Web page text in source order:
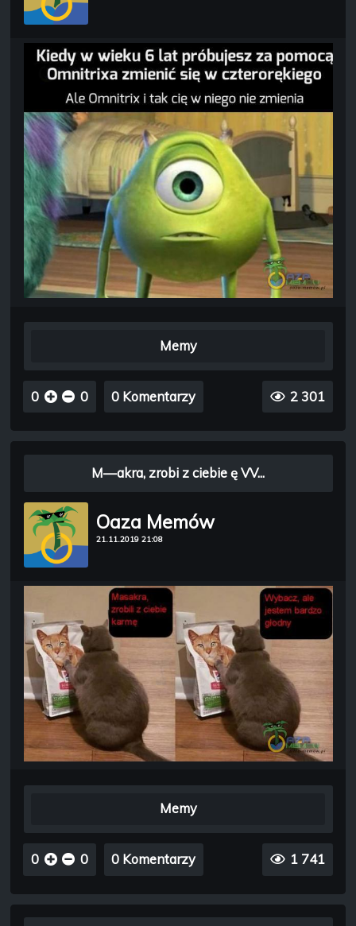
Memy
0 0 0 Komentarzy 2 301
Oaza Memów
21.11.2019 21:08
M—akra, zrobi z ciebie ę VV...
Memy
0 0 0 Komentarzy 1 741